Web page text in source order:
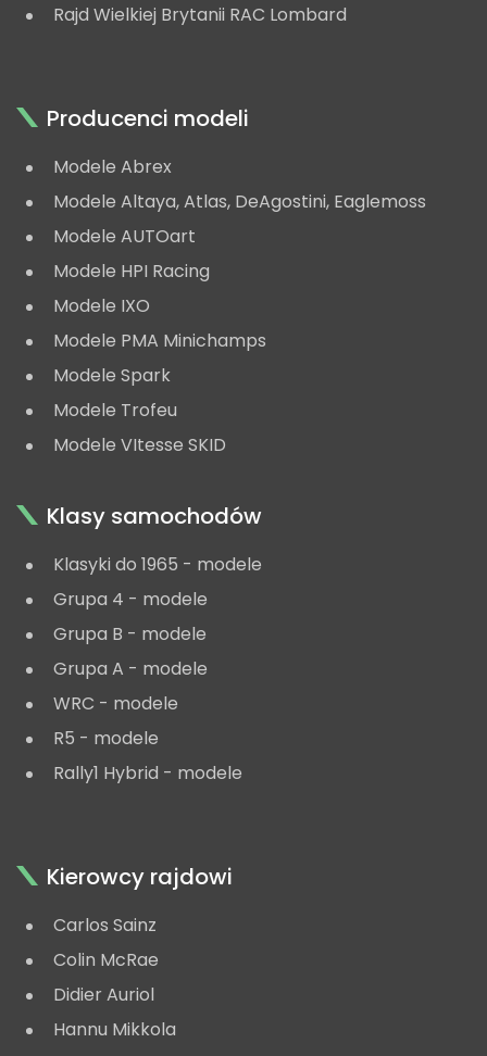
Rajd Wielkiej Brytanii RAC Lombard
Producenci modeli
Modele Abrex
Modele Altaya, Atlas, DeAgostini, Eaglemoss
Modele AUTOart
Modele HPI Racing
Modele IXO
Modele PMA Minichamps
Modele Spark
Modele Trofeu
Modele VItesse SKID
Klasy samochodów
Klasyki do 1965 - modele
Grupa 4 - modele
Grupa B - modele
Grupa A - modele
WRC - modele
R5 - modele
Rally1 Hybrid - modele
Kierowcy rajdowi
Carlos Sainz
Colin McRae
Didier Auriol
Hannu Mikkola